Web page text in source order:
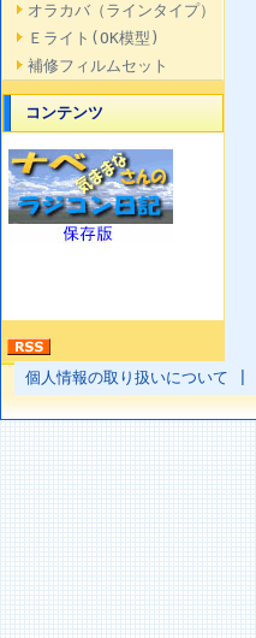
オラカバ（ラインタイプ）
Ｅライト(OK模型)
補修フィルムセット
コンテンツ
個人情報の取り扱いについて